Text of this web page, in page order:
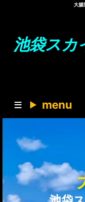
大腸
池袋スカ
menu